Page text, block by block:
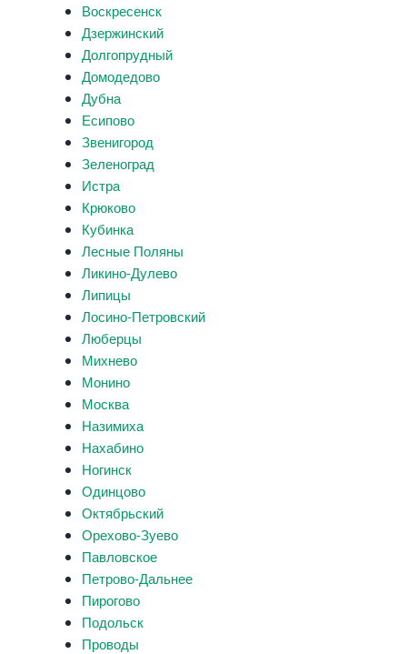
Воскресенск
Дзержинский
Долгопрудный
Домодедово
Дубна
Есипово
Звенигород
Зеленоград
Истра
Крюково
Кубинка
Лесные Поляны
Ликино-Дулево
Липицы
Лосино-Петровский
Люберцы
Михнево
Монино
Москва
Назимиха
Нахабино
Ногинск
Одинцово
Октябрьский
Орехово-Зуево
Павловское
Петрово-Дальнее
Пирогово
Подольск
Проводы